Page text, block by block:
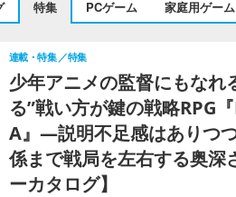
特集 PCゲーム 家庭用ゲーム
少年アニメの監督にもなれ
る”戦い方が鍵の戦略RPG
A』―説明不足感はありつ
係まで戦局を左右する奥深
ーカタログ】
連載・特集 特集